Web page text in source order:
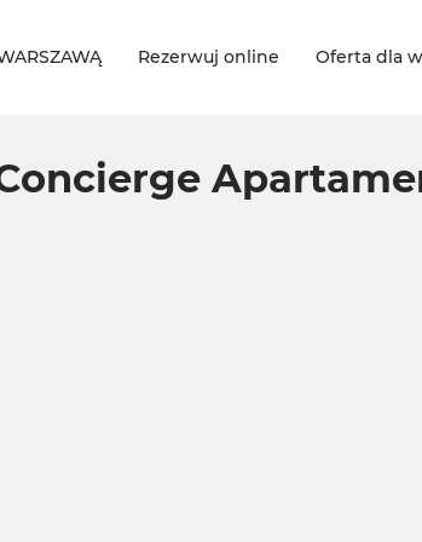
Rezerwuj online Oferta dla